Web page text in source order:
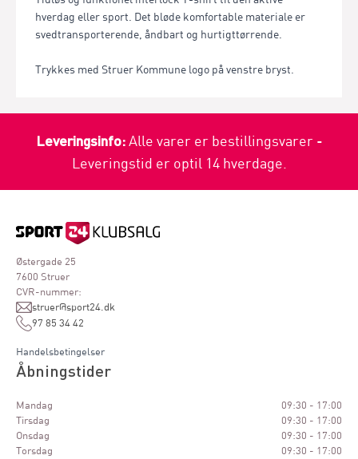
hverdag eller sport. Det bløde komfortable materiale er
svedtransporterende, åndbart og hurtigttørrende.
Trykkes med Struer Kommune logo på venstre bryst.
Leveringsinfo:Alle varer er bestillingsvarer -
Leveringstid er optil 14 hverdage.
Østergade 25
7600 Struer
CVR-nummer:
struer@sport24.dk
97 85 34 42
Handelsbetingelser
Åbningstider
Mandag
09:30 - 17:00
Tirsdag
09:30 - 17:00
Onsdag
09:30 - 17:00
Torsdag
09:30 - 17:00